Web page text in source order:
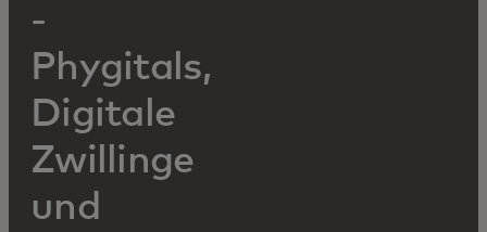
-
Phygitals,
Digitale
Zwillinge
und